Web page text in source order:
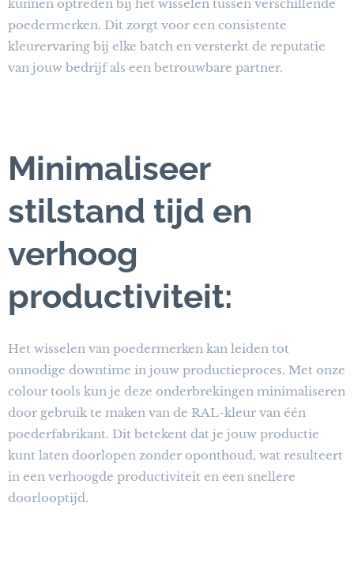
kunnen optreden bij het wisselen tussen verschillende
poedermerken. Dit zorgt voor een consistente
kleurervaring bij elke batch en versterkt de reputatie
van jouw bedrijf als een betrouwbare partner.
Minimaliseer
stilstand tijd en
verhoog
productiviteit:
Het wisselen van poedermerken kan leiden tot
onnodige downtime in jouw productieproces. Met onze
colour tools kun je deze onderbrekingen minimaliseren
door gebruik te maken van de RAL-kleur van één
poederfabrikant. Dit betekent dat je jouw productie
kunt laten doorlopen zonder oponthoud, wat resulteert
in een verhoogde productiviteit en een snellere
doorlooptijd.